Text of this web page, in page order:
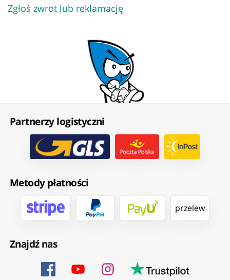
Zgłoś zwrot lub reklamację
Partnerzy logistyczni
Metody płatności
przelew
Znajdź nas